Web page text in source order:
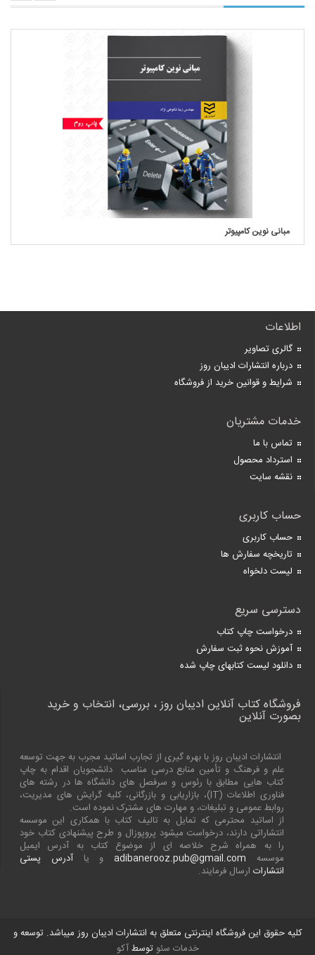
مبانی نوین کامپیوتر
اطلاعات
گالری تصاویر
درباره انتشارات ادیبان روز
شرایط و قوانین خرید از فروشگاه
خدمات مشتریان
تماس با ما
استرداد محصول
نقشه سایت
حساب کاربری
حساب کاربری
تاریخچه سفارش ها
لیست دلخواه
دسترسی سریع
درخواست چاپ کتاب
آموزش نحوه ثبت سفارش
دانلود لیست کتابهای چاپ شده
فروشگاه کتاب آنلاین ادیبان روز ، بررسی، انتخاب و خرید
بصورت آنلاین
انتشارات ادیبان روز با بهره گیری از تجارب اساتید مجرب به جهت توسعه
علم و فرهنگ و تأمین منابع درسی مناسب دانشجویان اقدام به چاپ
کتاب هایی مطابق با رئوس و سرفصل های دانشگاه ها در رشته های
فناوری اطلاعات (IT)، بازاریابی و بازرگانی، کلیه گرایش های مدیریت،
روابط عمومی و تبلیغات، و مهارت های مشترک نموده است.
از اساتید محترمی که تمایل به تالیف کتاب با همکاری این موسسه
انتشاراتی دارند، درخواست میشود پروپوزال و طرح پیشنهادی کتاب خود
را به همراه شرح خلاصه ای از موضوع کتاب به آدرس ایمیل
موسسه adibanerooz.pub@gmail.comو یاآدرس پستی
انتشارات ارسال فرمایند.
کلیه حقوق این فروشگاه اینترنتی متعلق به انتشارات ادیبان روز میباشد. توسعه و
خدمات سئو توسطآکو